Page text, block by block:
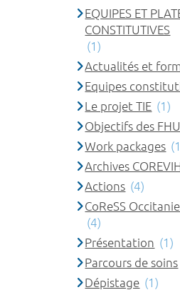
EQUIPES ET
CONSTITUTIVES
(1)
Actualités et
Equipes
Le projet TIE (1)
Objectifs des FHU
Work packages
Archives
Actions (4)
CoReSS
(4)
Présentation (1)
Parcours de soins
Dépistage (1)